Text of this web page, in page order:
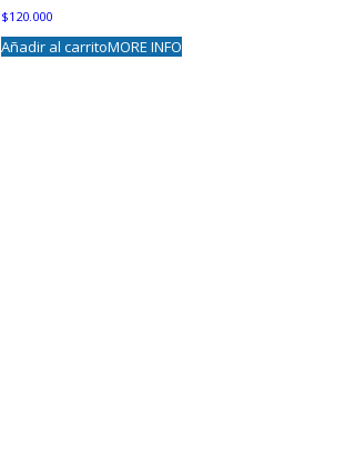
$120.000
Añadir al carritoMORE INFO